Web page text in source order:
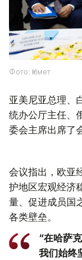
Фото: Үкімет
亚美尼亚总理、
统办公厅主任、
委会主席出席了
会议指出，欧亚
护地区宏观经济
量、促进成员国
各类壁垒。
“在哈萨
我们始终